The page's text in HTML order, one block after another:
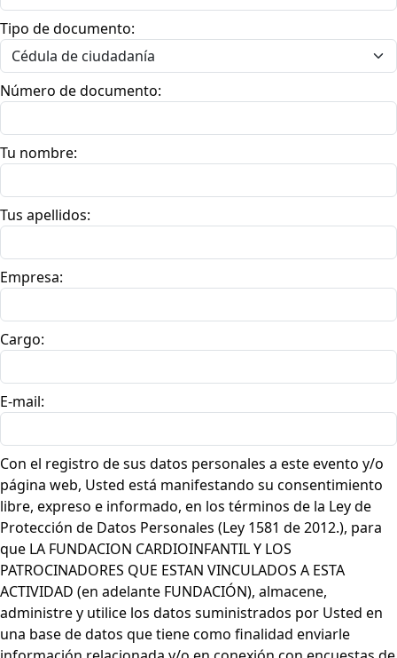
Tipo de documento:
Número de documento:
Tu nombre:
Tus apellidos:
Empresa:
Cargo:
E-mail:
Con el registro de sus datos personales a este evento y/o
página web, Usted está manifestando su consentimiento
libre, expreso e informado, en los términos de la Ley de
Protección de Datos Personales (Ley 1581 de 2012.), para
que LA FUNDACION CARDIOINFANTIL Y LOS
PATROCINADORES QUE ESTAN VINCULADOS A ESTA
ACTIVIDAD (en adelante FUNDACIÓN), almacene,
administre y utilice los datos suministrados por Usted en
una base de datos que tiene como finalidad enviarle